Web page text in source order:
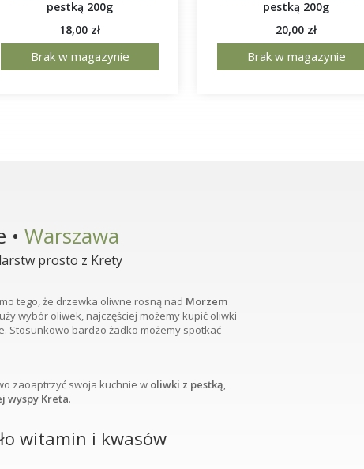
pestką 200g
18,00 zł
Brak w magazynie
pestką 200g
20,00 zł
Brak w magazynie
•Warszawa
prosto z Krety
tego, że drzewka oliwne rosną nad Morzem
wybór oliwek, najczęściej możemy kupić oliwki
Stosunkowo bardzo żadko możemy spotkać
zaoaptrzyć swoja kuchnie w oliwki z pestką,
wyspy Kreta.
witamin i kwasów